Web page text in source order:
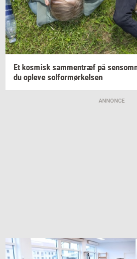
Et kos­misk sam­men­træf på
du op­le­ve sol­for­mør­kel­sen
ANNONCE